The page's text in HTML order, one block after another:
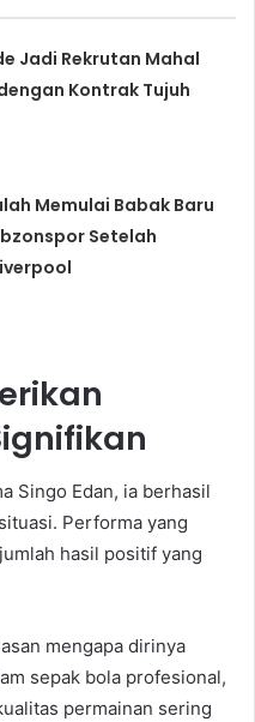
Jadi Rekrutan Mahal
Kontrak Tujuh
Memulai Babak Baru
Setelah
Singo Edan, ia berhasil
Performa yang
hasil positif yang
mengapa dirinya
sepak bola profesional,
permainan sering